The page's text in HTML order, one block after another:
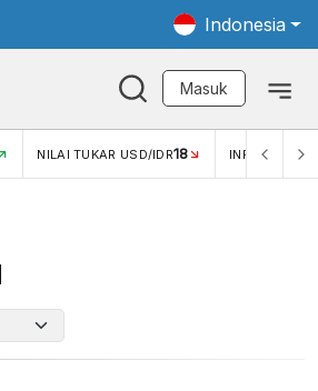
Indonesia
Masuk
NILAI TUKAR USD/IDR18 INFLASI YOY